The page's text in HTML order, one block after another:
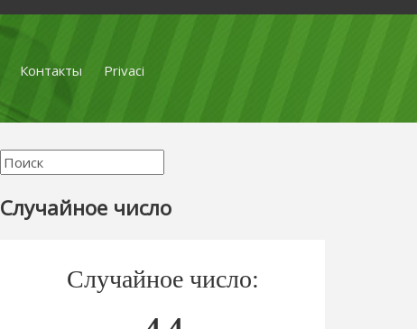
Контакты
Privaci
Случайное число
Случайное число: